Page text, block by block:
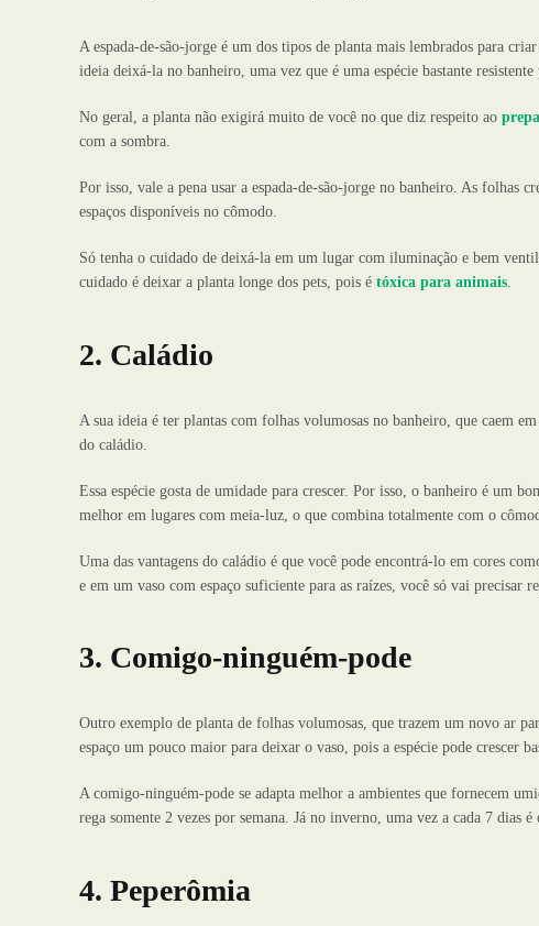
A espada-de-são-jorge é um dos tipos de planta mais lembrados para
ideia deixá-la no banheiro, uma vez que é uma espécie bastante
No geral, a planta não exigirá muito de você no que diz respeito ao
com a sombra.
Por isso, vale a pena usar a espada-de-são-jorge no banheiro. As folhas
espaços disponíveis no cômodo.
Só tenha o cuidado de deixá-la em um lugar com iluminação e bem
cuidado é deixar a planta longe dos pets, pois é tóxica para animais.
2. Caládio
A sua ideia é ter plantas com folhas volumosas no banheiro, que caem
do caládio.
Essa espécie gosta de umidade para crescer. Por isso, o banheiro é um
melhor em lugares com meia-luz, o que combina totalmente com o
Uma das vantagens do caládio é que você pode encontrá-lo em cores
e em um vaso com espaço suficiente para as raízes, você só vai precisar
3. Comigo-ninguém-pode
Outro exemplo de planta de folhas volumosas, que trazem um novo ar
espaço um pouco maior para deixar o vaso, pois a espécie pode crescer
A comigo-ninguém-pode se adapta melhor a ambientes que fornecem
rega somente 2 vezes por semana. Já no inverno, uma vez a cada 7 dias
4. Peperômia